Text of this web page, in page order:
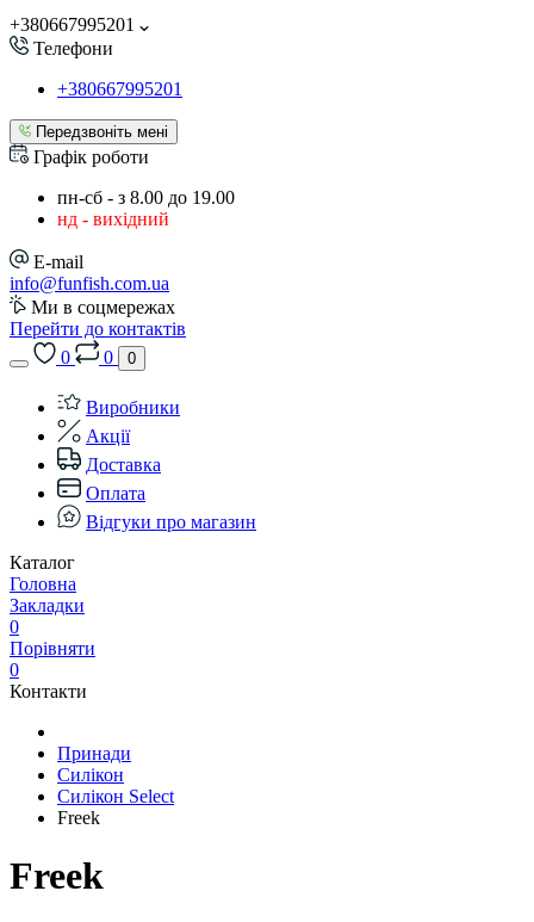
+380667995201
Телефони
+380667995201
Передзвоніть мені
Графік роботи
пн-сб - з 8.00 до 19.00
нд - вихідний
E-mail
info@funfish.com.ua
Ми в соцмережах
Перейти до контактів
0
0 0
Виробники
Акції
Доставка
Оплата
Відгуки про магазин
Каталог
Головна
Закладки
0
Порівняти
0
Контакти
Принади
Силікон
Силікон Select
Freek
Freek